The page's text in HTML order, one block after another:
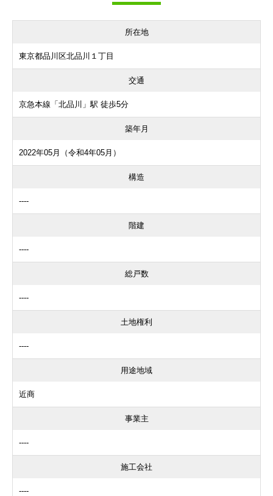
所在地
東京都品川区北品川１丁目
交通
京急本線「北品川」駅 徒歩5分
築年月
2022年05月（令和4年05月）
構造
----
階建
----
総戸数
----
土地権利
----
用途地域
近商
事業主
----
施工会社
----